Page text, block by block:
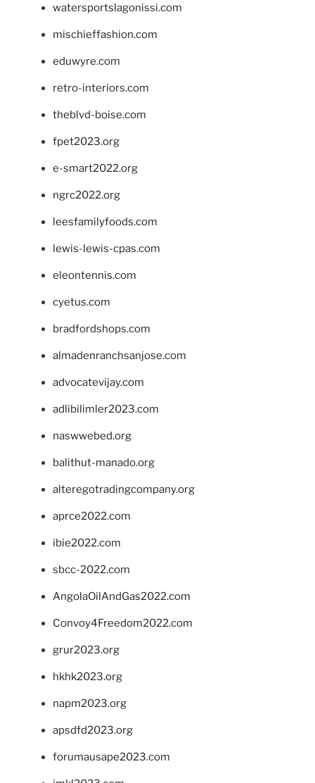
watersportslagonissi.com
mischieffashion.com
eduwyre.com
retro-interiors.com
theblvd-boise.com
fpet2023.org
e-smart2022.org
ngrc2022.org
leesfamilyfoods.com
lewis-lewis-cpas.com
eleontennis.com
cyetus.com
bradfordshops.com
almadenranchsanjose.com
advocatevijay.com
adlibilimler2023.com
naswwebed.org
balithut-manado.org
alteregotradingcompany.org
aprce2022.com
ibie2022.com
sbcc-2022.com
AngolaOilAndGas2022.com
Convoy4Freedom2022.com
grur2023.org
hkhk2023.org
napm2023.org
apsdfd2023.org
forumausape2023.com